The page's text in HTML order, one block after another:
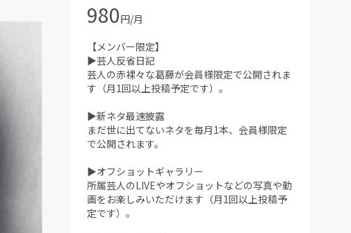
980円/月
【メンバー限定】
▶芸人反省日記
芸人の赤裸々な葛藤が会員様限定で公開されま
す（月1回以上投稿予定です）。
▶新ネタ最速披露
まだ世に出てないネタを毎月1本、会員様限定
で公開されます。
▶オフショットギャラリー
所属芸人のLIVEやオフショットなどの写真や動
画をお楽しみいただけます（月1回以上投稿予
定です）。